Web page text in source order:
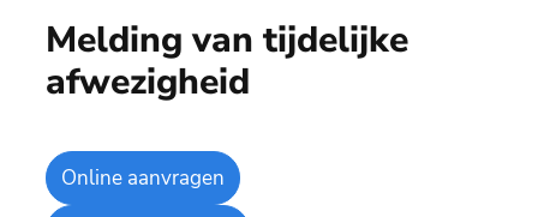
Melding van tijdelijke
afwezigheid
Online aanvragen